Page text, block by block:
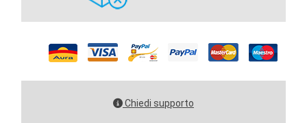
Chiedi supporto